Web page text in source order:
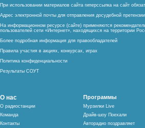
При использовании материалов сайта гиперссылка на сайт
Адрес электронной почты для отправления досудебной
На информационном ресурсе (сайте) применяются
пользователей сети «Интернет», находящихся на территории
Более подробная информация для правообладателей
Правила участия в акциях, конкурсах, играх
Политика конфиденциальности
Результаты СОУТ
О нас
О радиостанции
Команда
Контакты
Программы
Мурзилки Live
Драйв-шоу Поехали
Авторадио поздравляет